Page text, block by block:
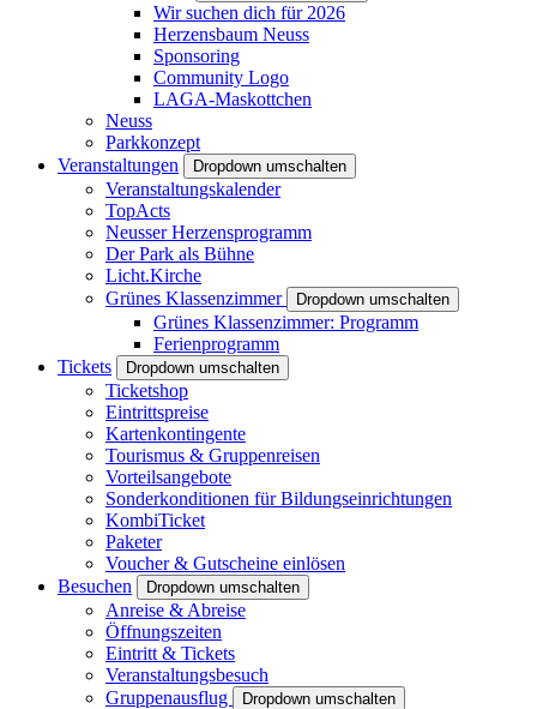
Wir suchen dich für 2026
Herzensbaum Neuss
Sponsoring
Community Logo
LAGA-Maskottchen
Neuss
Parkkonzept
Veranstaltungen
Dropdown umschalten
Veranstaltungskalender
TopActs
Neusser Herzensprogramm
Der Park als Bühne
Licht.Kirche
Grünes Klassenzimmer
Dropdown umschalten
Grünes Klassenzimmer: Programm
Ferienprogramm
Tickets
Dropdown umschalten
Ticketshop
Eintrittspreise
Kartenkontingente
Tourismus & Gruppenreisen
Vorteilsangebote
Sonderkonditionen für Bildungseinrichtungen
KombiTicket
Paketer
Voucher & Gutscheine einlösen
Besuchen
Dropdown umschalten
Anreise & Abreise
Öffnungszeiten
Eintritt & Tickets
Veranstaltungsbesuch
Gruppenausflug
Dropdown umschalten